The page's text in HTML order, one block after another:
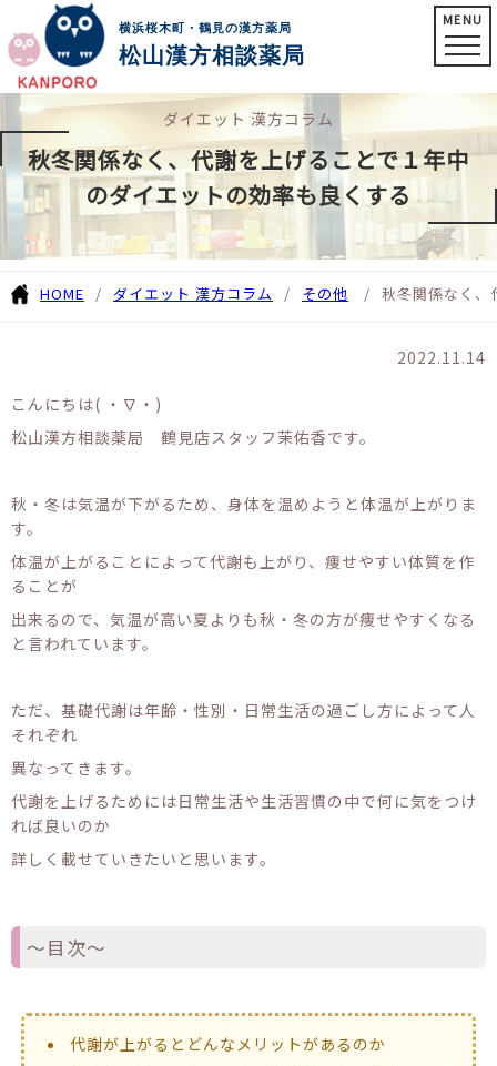
横浜桜木町・鶴見の漢方薬局
松山漢方相談薬局
MENU
ダイエット 漢方コラム
秋冬関係なく、代謝を上げることで１年中
のダイエットの効率も良くする
HOME ダイエット 漢方コラム その他 秋冬関係なく、
2022.11.14
こんにちは( ・∇・)
松山漢方相談薬局 鶴見店スタッフ茉佑香です。
秋・冬は気温が下がるため、身体を温めようと体温が上がりま
す。
体温が上がることによって代謝も上がり、痩せやすい体質を作
ることが
出来るので、気温が高い夏よりも秋・冬の方が痩せやすくなる
と言われています。
ただ、基礎代謝は年齢・性別・日常生活の過ごし方によって人
それぞれ
異なってきます。
代謝を上げるためには日常生活や生活習慣の中で何に気をつけ
れば良いのか
詳しく載せていきたいと思います。
〜目次〜
代謝が上がるとどんなメリットがあるのか